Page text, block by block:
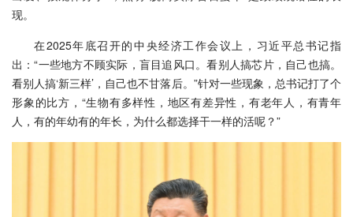
现。
在2025年底召开的中央经济工作会议上，习近平总书记指
出：“一些地方不顾实际，盲目追风口。看别人搞芯片，自己也搞。
看别人搞‘新三样’，自己也不甘落后。”针对一些现象，总书记打了个
形象的比方，“生物有多样性，地区有差异性，有老年人，有青年
人，有的年幼有的年长，为什么都选择干一样的活呢？”